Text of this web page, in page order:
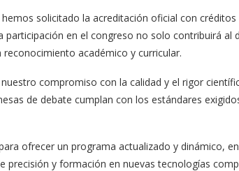
solicitado la acreditación oficial con
participación en el congreso no solo contribuirá
académico y curricular.
compromiso con la calidad y el rigor
de debate cumplan con los estándares
ofrecer un programa actualizado y dinámico,
precisión y formación en nuevas tecnologías